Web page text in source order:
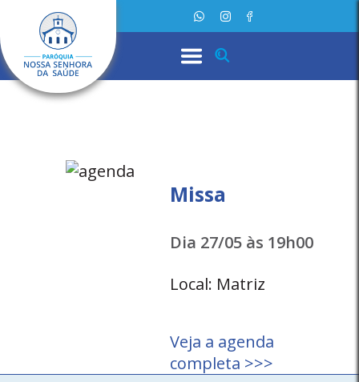
Missa
Dia 27/05 às 19h00
Local: Matriz
Veja a agenda
completa >>>